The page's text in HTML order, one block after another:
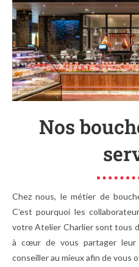
Nos
Chez nous, le métier de
C’est pourquoi les
votre Atelier Charlier sont tous
à cœur de vous partager
conseiller au mieux afin de vous